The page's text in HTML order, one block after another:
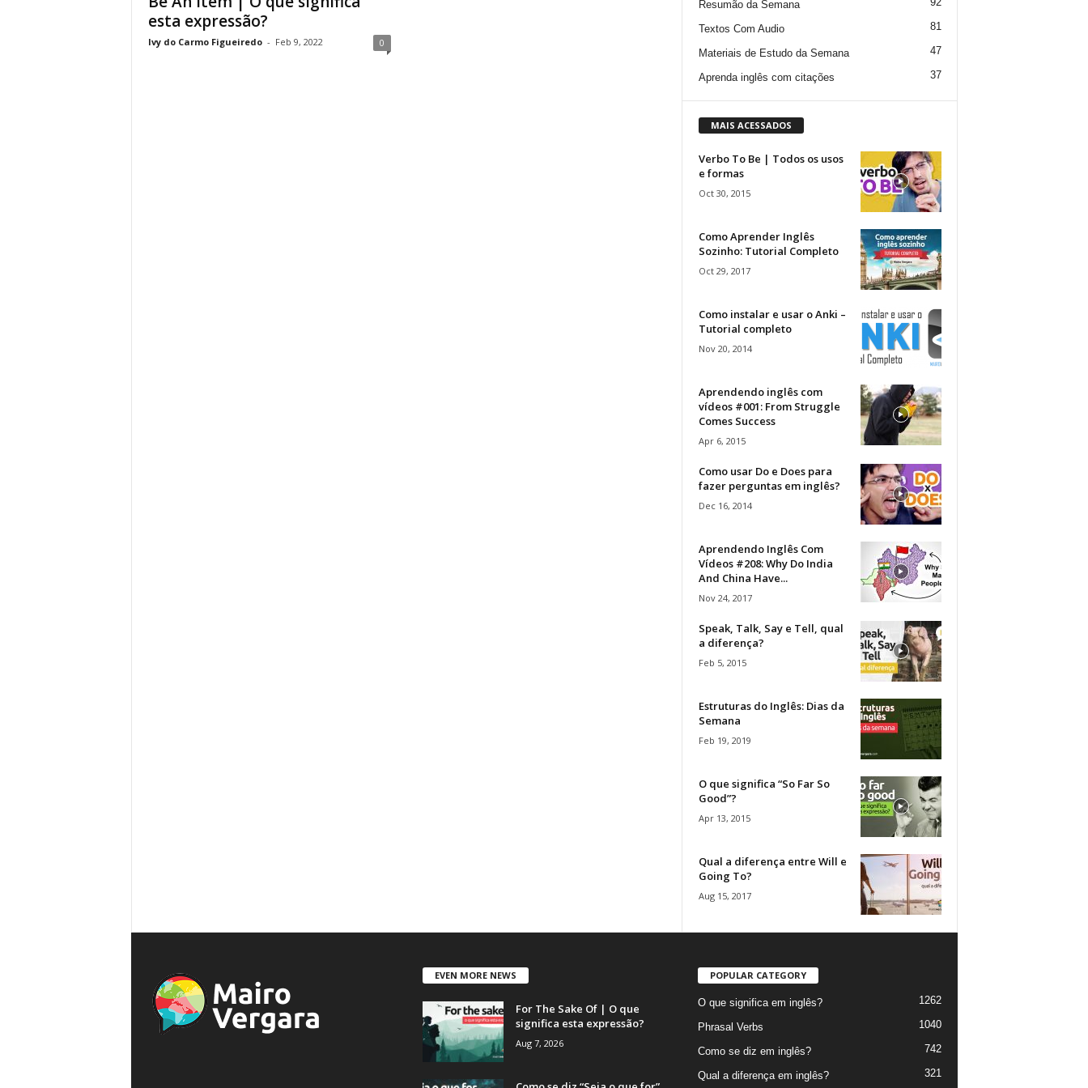
esta expressão?
Ivy do Carmo Figueiredo - Feb 9, 2022 0
Resumão da Semana
Textos Com Audio 81
Materiais de Estudo da Semana 47
Aprenda inglês com citações 37
MAIS ACESSADOS
Verbo To Be | Todos os usos
e formas
Oct 30, 2015
Como Aprender Inglês
Sozinho: Tutorial Completo
Oct 29, 2017
Como instalar e usar o Anki –
Tutorial completo
Nov 20, 2014
Aprendendo inglês com
vídeos #001: From Struggle
Comes Success
Apr 6, 2015
Como usar Do e Does para
fazer perguntas em inglês?
Dec 16, 2014
Aprendendo Inglês Com
Vídeos #208: Why Do India
And China Have...
Nov 24, 2017
Speak, Talk, Say e Tell, qual
a diferença?
Feb 5, 2015
Estruturas do Inglês: Dias da
Semana
Feb 19, 2019
O que significa “So Far So
Good”?
Apr 13, 2015
Qual a diferença entre Will e
Going To?
Aug 15, 2017
EVEN MORE NEWS
For The Sake Of | O que
significa esta expressão?
Aug 7, 2026
POPULAR CATEGORY
O que significa em inglês? 1262
Phrasal Verbs 1040
Como se diz em inglês? 742
Qual a diferença em inglês? 321